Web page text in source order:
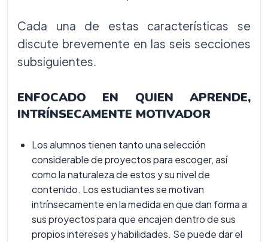
Cada una de estas características se
discute brevemente en las seis secciones
subsiguientes.
ENFOCADO EN QUIEN APRENDE,
INTRÍNSECAMENTE MOTIVADOR
Los alumnos tienen tanto una selección
considerable de proyectos para escoger, así
como la naturaleza de estos y su nivel de
contenido. Los estudiantes se motivan
intrínsecamente en la medida en que dan forma a
sus proyectos para que encajen dentro de sus
propios intereses y habilidades. Se puede dar el